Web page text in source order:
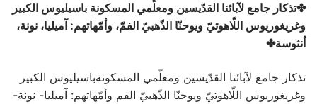
✤تذكار جامع لآبائنا القدّيسين ومعلّمي المسكونة باسيليوس الكبير
وغريغوريوس اللّاهوتيّ ويوحنّا الذّهبيّ الفمّ، وأمّهاتهم: آميليا، نونة،
أنثوسة✤
تذكار جامع لآبائنا القدّيسين ومعلّمي المسكونة‎باسيليوس الكبير
و‎غريغوريوس اللّاهوتيّ و‎يوحنّا الذّهبيّ الفم وأمّهاتهم: آميليا- نونة-